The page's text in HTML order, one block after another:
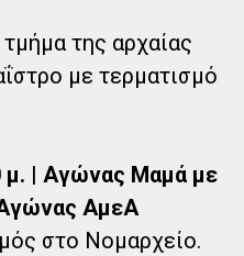
της αρχαίας
με τερματισμό
μ. | Αγώνας Μαμά με
Αγώνας ΑμεΑ
στο Νομαρχείο.